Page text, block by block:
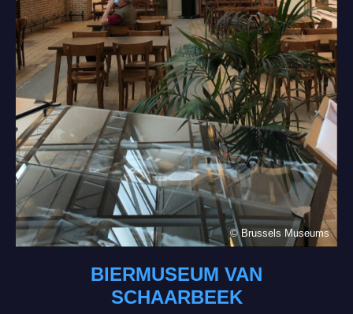
© Brussels Museums
BIERMUSEUM VAN
SCHAARBEEK